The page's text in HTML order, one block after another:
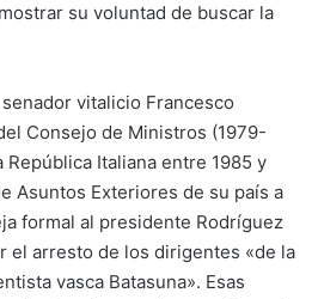
su voluntad de buscar la
vitalicio Francesco
Consejo de Ministros (1979-
Italiana entre 1985 y
Asuntos Exteriores de su país a
formal al presidente Rodríguez
el arresto de los dirigentes «de la
vasca Batasuna». Esas